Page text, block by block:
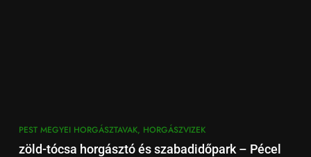
PEST MEGYEI HORGÁSZTAVAK, HORGÁSZVIZEK
zöld-tócsa horgásztó és szabadidőpark – Pécel